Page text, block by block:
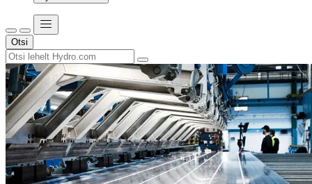
Otsi